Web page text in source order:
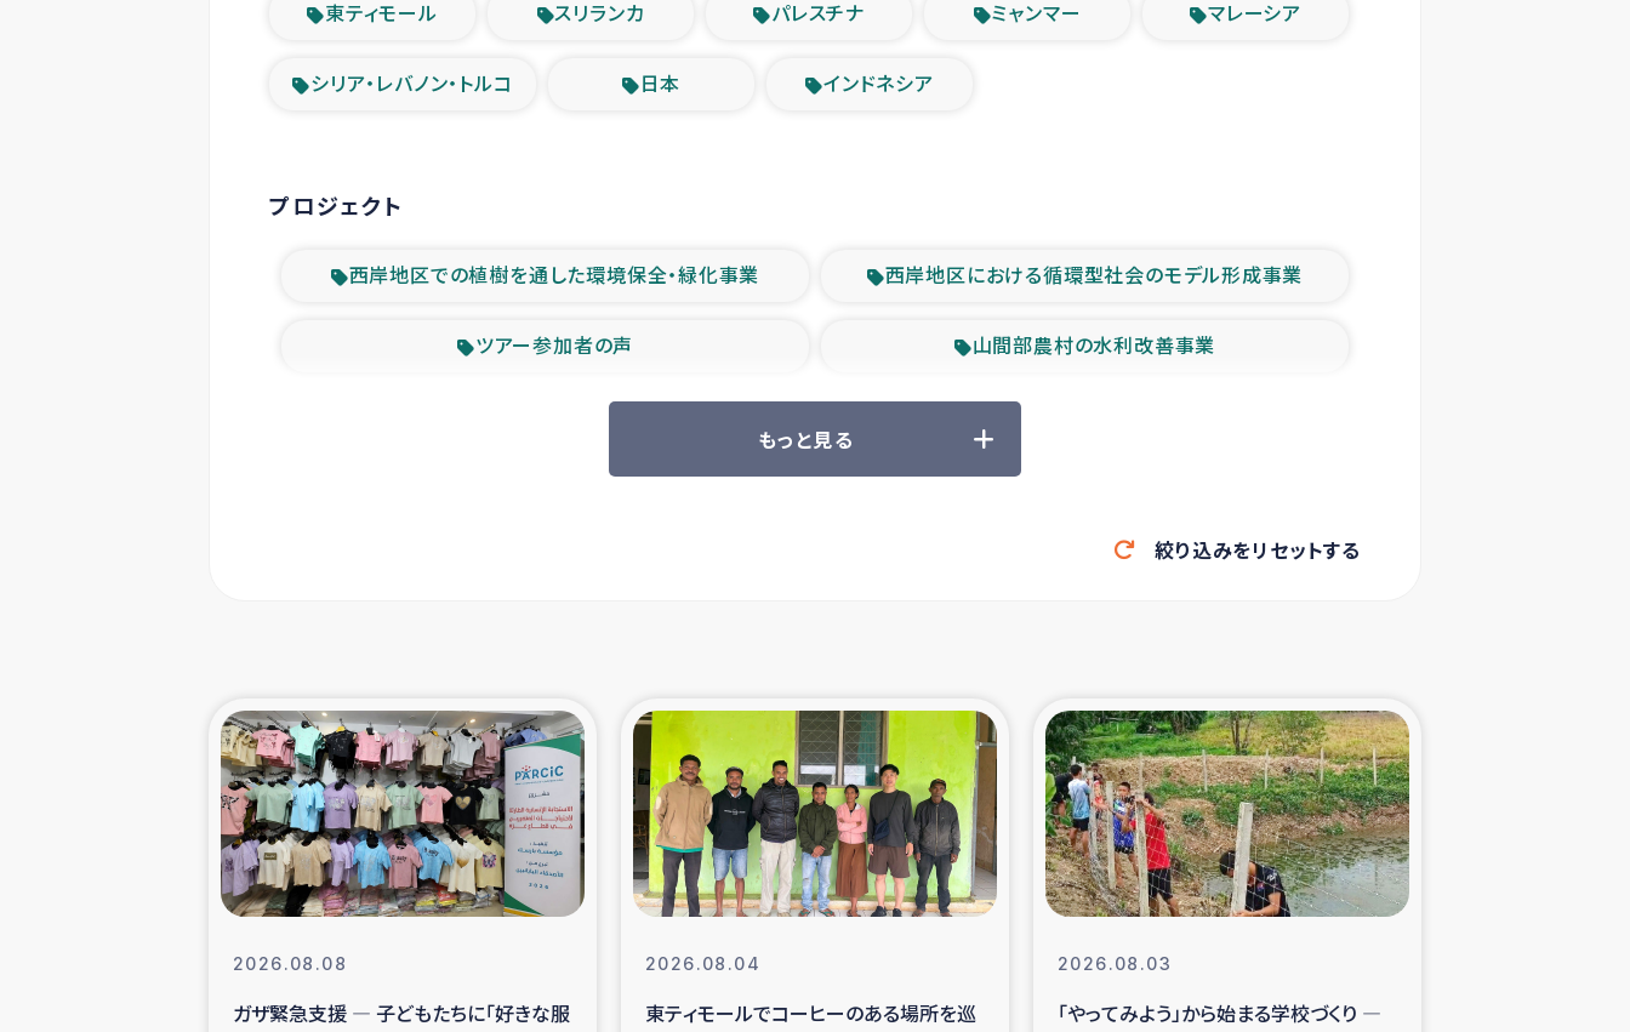
東ティモール スリランカ パレスチナ ミャンマー マレーシア
シリア・レバノン・トルコ 日本 インドネシア
プロジェクト
西岸地区での植樹を通した環境保全・緑化事業 西岸地区における循環型社会のモデル形成事業
ツアー参加者の声 山間部農村の水利改善事業
緊急救援の時代 森林保全型農業の支援事業
東ティモール豪雨緊急支援 大雨による洪水被災者支援
シリア国内避難民・帰還民の生活再建支援
スリランカ 緊急人道支援 スリランカ南部洪水被災者支援
スリランカの南北女性をつなぐサリー・リサイクル・プロジ
ェクト
復興支援事業
ガザ人道支援 令和6年能登半島地震 緊急支援
もっと見る
絞り込みをリセットする
2026.08.08
ガザ緊急支援 ― 子どもたちに「好きな服
2026.08.04
東ティモールでコーヒーのある場所を巡
2026.08.03
「やってみよう」から始まる学校づくり ―